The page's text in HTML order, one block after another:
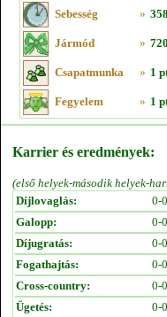
Sebesség »
Jármód »
Csapatmunka » 1
Fegyelem » 1
Karrier és eredmények:
(első helyek-második helyek-
Díjlovaglás:
0-
Galopp:
0-
Díjugratás:
0-
Fogathajtás:
0-
Cross-country:
0-
Ügetés:
0-